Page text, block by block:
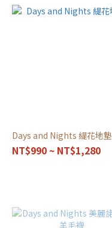
Days and Nights 緹花地墊
NT$990 ~ NT$1,280